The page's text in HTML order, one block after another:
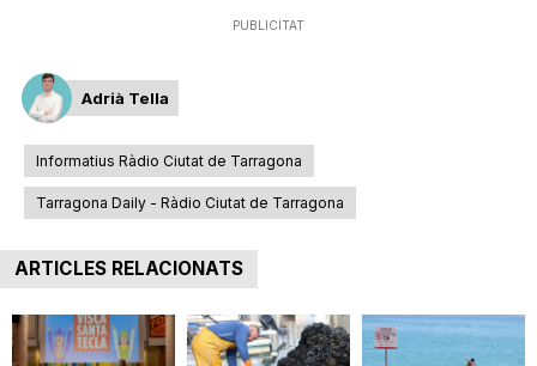
PUBLICITAT
Adrià Tella
Informatius Ràdio Ciutat de Tarragona
Tarragona Daily - Ràdio Ciutat de Tarragona
ARTICLES RELACIONATS